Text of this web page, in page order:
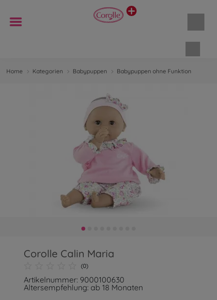
Home Kategorien Babypuppen Babypuppen ohne Funktion
Corolle Calin Maria
(0)
Artikelnummer: 9000100630
Altersempfehlung: ab 18 Monaten